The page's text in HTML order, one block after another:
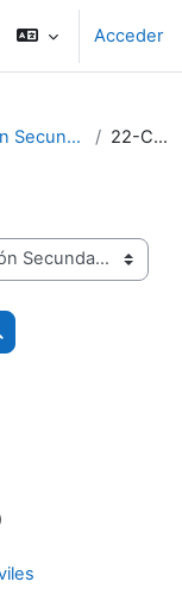
Acceder
Profesorado en Educación Secundaria y Superior en Filosofía | CABA 22-CABA-2023
cursos